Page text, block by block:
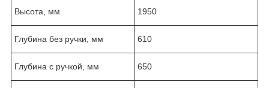
Высота, мм 1950
Глубина без ручки, мм 610
Глубина с ручкой, мм 650